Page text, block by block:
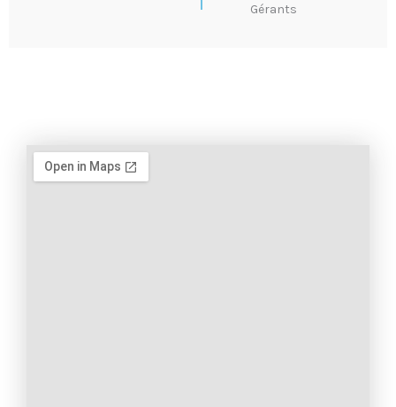
Gérants